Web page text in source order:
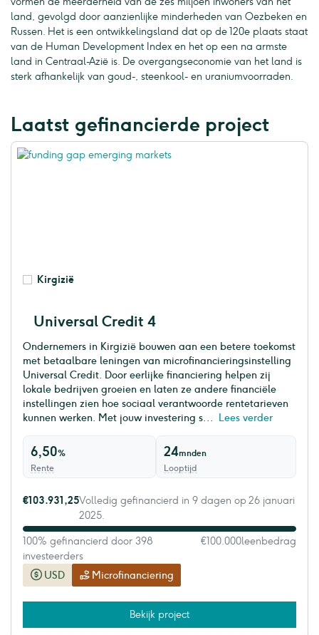
land, gevolgd door aanzienlijke minderheden van Oezbeken en
Russen. Het is een ontwikkelingsland dat op de 120e plaats staat
van de Human Development Index en het op een na armste
land in Centraal-Azië is. De overgangseconomie van het land is
sterk afhankelijk van goud-, steenkool- en uraniumvoorraden.
Laatst gefinancierde project
Kirgizië
Universal Credit 4
Ondernemers in Kirgizië bouwen aan een betere toekomst
met betaalbare leningen van microfinancieringsinstelling
Universal Credit. Door eerlijke financiering helpen zij
lokale bedrijven groeien en laten ze andere financiële
instellingen zien hoe sociaal verantwoorde rentetarieven
kunnen werken. Met jouw investering s...
Lees verder
6,50%
Rente
24mnden
Looptijd
USD Microfinanciering
€103.931,25Volledig gefinancierd in 9 dagen op 26 januari
2025.
100% gefinancierd door 398
investeerders
€100.000leenbedrag
Bekijk project